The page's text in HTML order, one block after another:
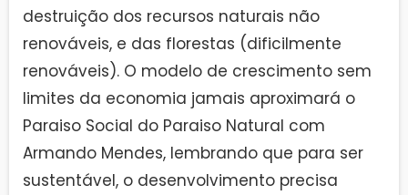
destruição dos recursos naturais não
renováveis, e das florestas (dificilmente
renováveis). O modelo de crescimento sem
limites da economia jamais aproximará o
Paraiso Social do Paraiso Natural com
Armando Mendes, lembrando que para ser
sustentável, o desenvolvimento precisa